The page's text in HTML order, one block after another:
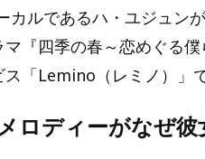
カルであるハ・ユジュン
マ『四季の春～恋めぐる
「Lemino（レミノ）」
ロディーがなぜ